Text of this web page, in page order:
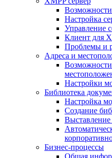
Настройка
Управление
Клиент для
Проблемы и
Адреса и
Настройки
Библиотека
Настройка
Создание
Выставление
Бизнес-процессы
Общая